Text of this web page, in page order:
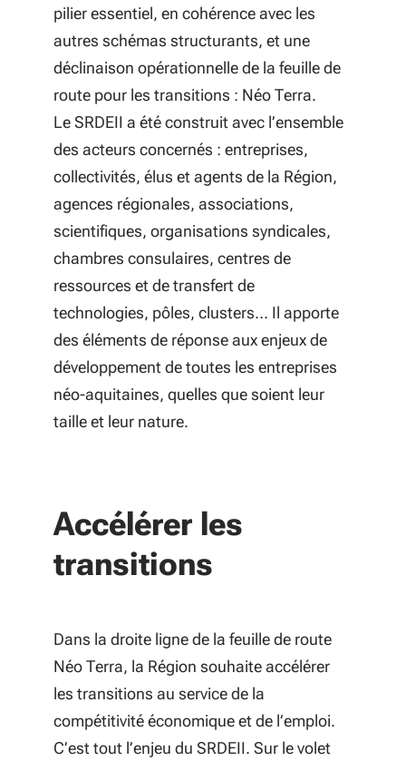
pilier essentiel, en cohérence avec les
autres schémas structurants, et une
déclinaison opérationnelle de la feuille de
route pour les transitions : Néo Terra.
Le SRDEII a été construit avec l’ensemble
des acteurs concernés : entreprises,
collectivités, élus et agents de la Région,
agences régionales, associations,
scientifiques, organisations syndicales,
chambres consulaires, centres de
ressources et de transfert de
technologies, pôles, clusters… Il apporte
des éléments de réponse aux enjeux de
développement de toutes les entreprises
néo-aquitaines, quelles que soient leur
taille et leur nature.
Accélérer les
transitions
Dans la droite ligne de la feuille de route
Néo Terra, la Région souhaite accélérer
les transitions au service de la
compétitivité économique et de l’emploi.
C’est tout l’enjeu du SRDEII. Sur le volet